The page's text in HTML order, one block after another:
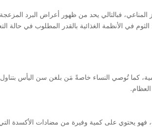
فبالتالي يحد من ظهور أعراض البرد
الثوم في الأنظمة الغذائية بالقدر المطلوب في حالة
كما تُوصي النساء خاصةً مَن بلغن سن اليأس
فهو يحتوي على كمية وفيرة من مضادات الأكسدة